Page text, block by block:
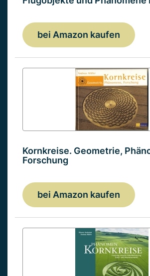
bei Amazon kaufen
Kornkreise. Geometrie,
Forschung
bei Amazon kaufen